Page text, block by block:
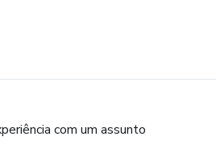
com um assunto